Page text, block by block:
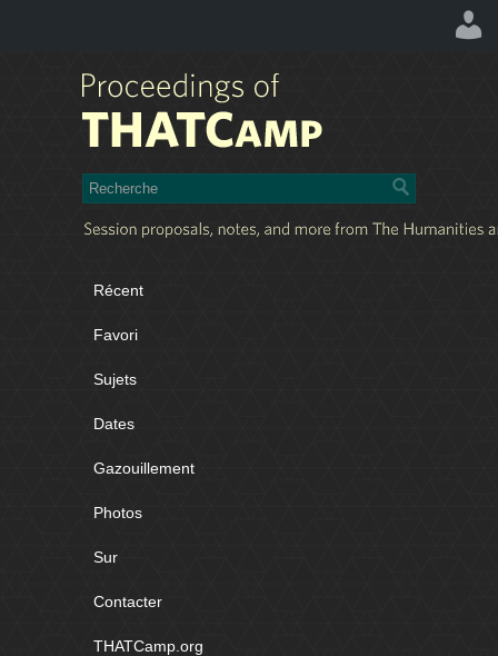
Récent
Favori
Sujets
Dates
Gazouillement
Photos
Sur
Contacter
THATCamp.org